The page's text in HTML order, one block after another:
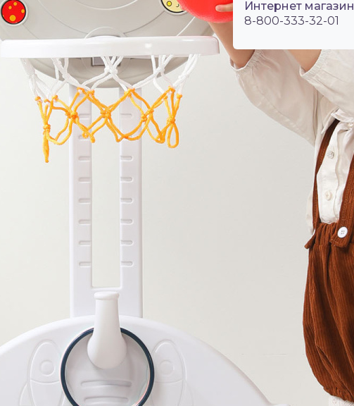
Интернет магазин
8-800-333-32-01